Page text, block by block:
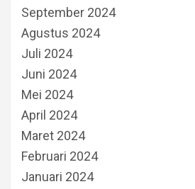
September 2024
Agustus 2024
Juli 2024
Juni 2024
Mei 2024
April 2024
Maret 2024
Februari 2024
Januari 2024